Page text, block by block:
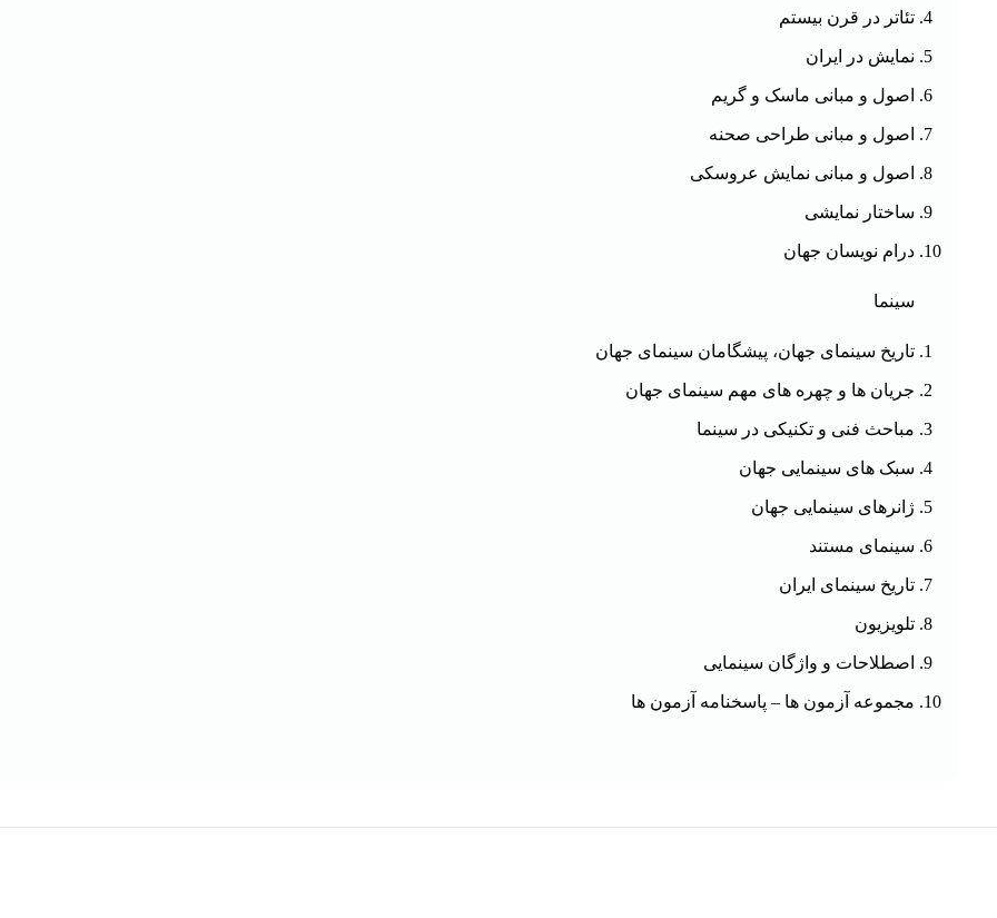
تئاتر در قرن بیستم
نمایش در ایران
اصول و مبانی ماسک و گریم
اصول و مبانی طراحی صحنه
اصول و مبانی نمایش عروسکی
ساختار نمایشی
درام نویسان جهان
سینما
تاریخ سینمای جهان، پیشگامان سینمای جهان
جریان ها و چهره های مهم سینمای جهان
مباحث فنی و تکنیکی در سینما
سبک های سینمایی جهان
ژانرهای سینمایی جهان
سینمای مستند
تاریخ سینمای ایران
تلویزیون
اصطلاحات و واژگان سینمایی
مجموعه آزمون ها – پاسخنامه آزمون ها